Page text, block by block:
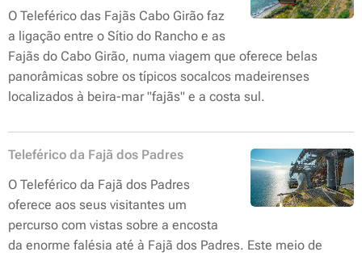
O Teleférico das Fajãs Cabo Girão faz
a ligação entre o Sítio do Rancho e as
Fajãs do Cabo Girão, numa viagem que oferece belas
panorâmicas sobre os típicos socalcos madeirenses
localizados à beira-mar "fajãs" e a costa sul.
Teleférico da Fajã dos Padres
O Teleférico da Fajã dos Padres
oferece aos seus visitantes um
percurso com vistas sobre a encosta
da enorme falésia até à Fajã dos Padres. Este meio de